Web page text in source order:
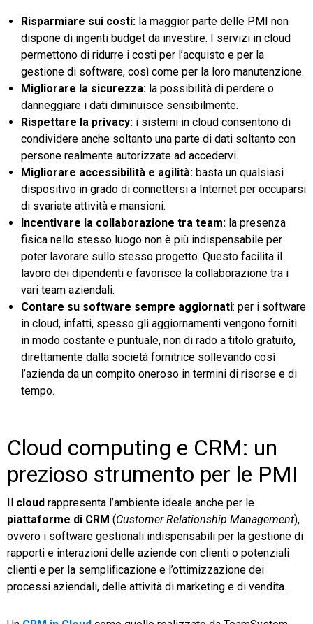
Risparmiare sui costi: la maggior parte delle PMI non
dispone di ingenti budget da investire. I servizi in cloud
permettono di ridurre i costi per l’acquisto e per la
gestione di software, così come per la loro manutenzione.
Migliorare la sicurezza: la possibilità di perdere o
danneggiare i dati diminuisce sensibilmente.
Rispettare la privacy: i sistemi in cloud consentono di
condividere anche soltanto una parte di dati soltanto con
persone realmente autorizzate ad accedervi.
Migliorare accessibilità e agilità: basta un qualsiasi
dispositivo in grado di connettersi a Internet per occuparsi
di svariate attività e mansioni.
Incentivare la collaborazione tra team: la presenza
fisica nello stesso luogo non è più indispensabile per
poter lavorare sullo stesso progetto. Questo facilita il
lavoro dei dipendenti e favorisce la collaborazione tra i
vari team aziendali.
Contare su software sempre aggiornati: per i software
in cloud, infatti, spesso gli aggiornamenti vengono forniti
in modo costante e puntuale, non di rado a titolo gratuito,
direttamente dalla società fornitrice sollevando così
l’azienda da un compito oneroso in termini di risorse e di
tempo.
Cloud computing e CRM: un
prezioso strumento per le PMI
cloud rappresenta l’ambiente ideale anche per le
piattaforme di CRM (Customer Relationship Management),
ovvero i software gestionali indispensabili per la gestione di
rapporti e interazioni delle aziende con clienti o potenziali
clienti e per la semplificazione e l’ottimizzazione dei
processi aziendali, delle attività di marketing e di vendita.